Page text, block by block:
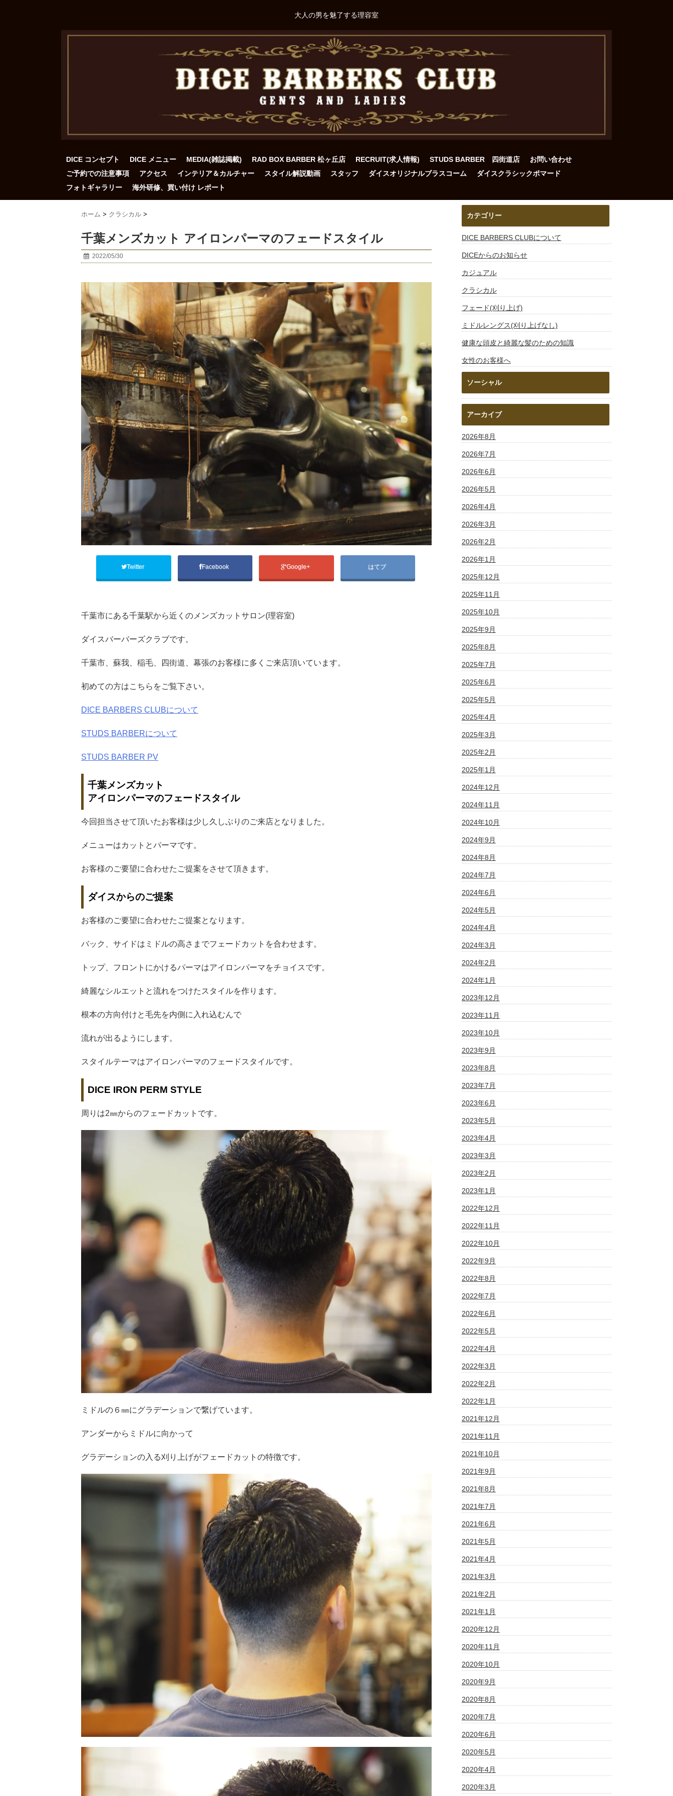
大人の男を魅了する理容室
DICE コンセプト DICE メニュー MEDIA(雑誌掲載) RAD BOX BARBER 松ヶ丘店 RECRUIT(求人情報) STUDS BARBER 四街道店
お問い合わせ
ご予約での注意事項
アクセス インテリア＆カルチャー スタイル解説動画 スタッフ ダイスオリジナルブラスコーム
ダイスクラシックポマード
フォトギャラリー
海外研修、買い付け レポート
ホーム > クラシカル >
千葉メンズカット アイロンパーマのフェードスタイル
2022/05/30
Twitter Facebook Google+ はてブ
千葉市にある千葉駅から近くのメンズカットサロン(理容室)
ダイスバーバーズクラブです。
千葉市、蘇我、稲毛、四街道、幕張のお客様に多くご来店頂いています。
初めての方はこちらをご覧下さい。
DICE BARBERS CLUBについて
STUDS BARBERについて
STUDS BARBER PV
千葉メンズカット
アイロンパーマのフェードスタイル
今回担当させて頂いたお客様は少し久しぶりのご来店となりました。
メニューはカットとパーマです。
お客様のご要望に合わせたご提案をさせて頂きます。
ダイスからのご提案
お客様のご要望に合わせたご提案となります。
バック、サイドはミドルの高さまでフェードカットを合わせます。
トップ、フロントにかけるパーマはアイロンパーマをチョイスです。
綺麗なシルエットと流れをつけたスタイルを作ります。
根本の方向付けと毛先を内側に入れ込むんで
流れが出るようにします。
スタイルテーマはアイロンパーマのフェードスタイルです。
DICE IRON PERM STYLE
周りは2㎜からのフェードカットです。
ミドルの６㎜にグラデーションで繋げています。
アンダーからミドルに向かって
グラデーションの入る刈り上げがフェードカットの特徴です。
カテゴリー
DICE BARBERS CLUBについて
DICEからのお知らせ
カジュアル
クラシカル
フェード(刈り上げ)
ミドルレングス(刈り上げなし)
健康な頭皮と綺麗な髪のための知識
女性のお客様へ
ソーシャル
アーカイブ
2026年8月
2026年7月
2026年6月
2026年5月
2026年4月
2026年3月
2026年2月
2026年1月
2025年12月
2025年11月
2025年10月
2025年9月
2025年8月
2025年7月
2025年6月
2025年5月
2025年4月
2025年3月
2025年2月
2025年1月
2024年12月
2024年11月
2024年10月
2024年9月
2024年8月
2024年7月
2024年6月
2024年5月
2024年4月
2024年3月
2024年2月
2024年1月
2023年12月
2023年11月
2023年10月
2023年9月
2023年8月
2023年7月
2023年6月
2023年5月
2023年4月
2023年3月
2023年2月
2023年1月
2022年12月
2022年11月
2022年10月
2022年9月
2022年8月
2022年7月
2022年6月
2022年5月
2022年4月
2022年3月
2022年2月
2022年1月
2021年12月
2021年11月
2021年10月
2021年9月
2021年8月
2021年7月
2021年6月
2021年5月
2021年4月
2021年3月
2021年2月
2021年1月
2020年12月
2020年11月
2020年10月
2020年9月
2020年8月
2020年7月
2020年6月
2020年5月
2020年4月
2020年3月